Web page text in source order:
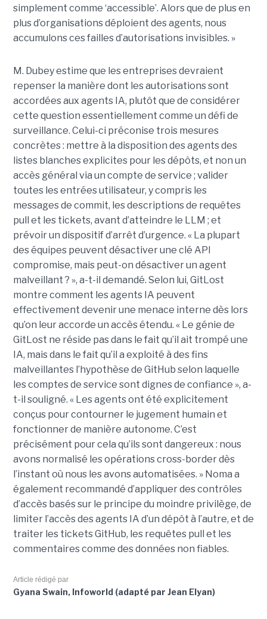
simplement comme ‘accessible’. Alors que de plus en
plus d’organisations déploient des agents, nous
accumulons ces failles d’autorisations invisibles. »
M. Dubey estime que les entreprises devraient
repenser la manière dont les autorisations sont
accordées aux agents IA, plutôt que de considérer
cette question essentiellement comme un défi de
surveillance. Celui-ci préconise trois mesures
concrètes : mettre à la disposition des agents des
listes blanches explicites pour les dépôts, et non un
accès général via un compte de service ; valider
toutes les entrées utilisateur, y compris les
messages de commit, les descriptions de requêtes
pull et les tickets, avant d’atteindre le LLM ; et
prévoir un dispositif d’arrêt d’urgence. « La plupart
des équipes peuvent désactiver une clé API
compromise, mais peut-on désactiver un agent
malveillant ? », a-t-il demandé. Selon lui, GitLost
montre comment les agents IA peuvent
effectivement devenir une menace interne dès lors
qu’on leur accorde un accès étendu. « Le génie de
GitLost ne réside pas dans le fait qu’il ait trompé une
IA, mais dans le fait qu’il a exploité à des fins
malveillantes l’hypothèse de GitHub selon laquelle
les comptes de service sont dignes de confiance », a-
t-il souligné. « Les agents ont été explicitement
conçus pour contourner le jugement humain et
fonctionner de manière autonome. C’est
précisément pour cela qu’ils sont dangereux : nous
avons normalisé les opérations cross-border dès
l’instant où nous les avons automatisées. » Noma a
également recommandé d’appliquer des contrôles
d’accès basés sur le principe du moindre privilège, de
limiter l’accès des agents IA d’un dépôt à l’autre, et de
traiter les tickets GitHub, les requêtes pull et les
commentaires comme des données non fiables.
Article rédigé par
Gyana Swain, Infoworld (adapté par Jean Elyan)